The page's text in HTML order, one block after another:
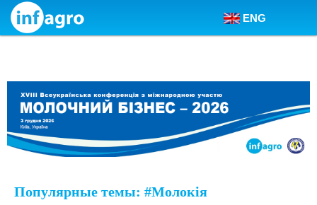
Skip to content
ENG
Популярные темы: #Молокія